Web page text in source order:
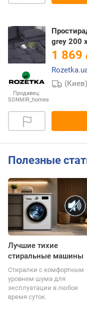
Продавец:
SONMIR_homes
grey 200
1 869
(Киев)
Полезные
Лучшие тихие
стиральные машины
Стиралки с комфортным
уровнем шума для
эксплуатации в любое
время суток.